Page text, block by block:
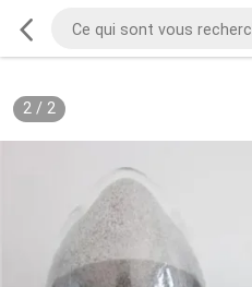
2/ 2